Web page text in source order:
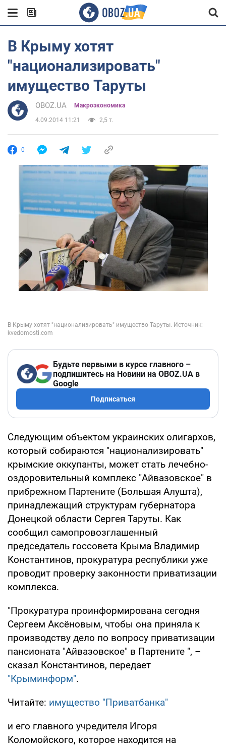
В Крыму хотят
"национализировать"
имущество Таруты
OBOZ.UA Mакроэкономика
4.09.2014 11:21 2,5 т.
0
Будьте первыми в курсе главного –
подпишитесь на Новини на OBOZ.UA в
Google
Подписаться
Следующим объектом украинских олигархов,
который собираются "национализировать"
крымские оккупанты, может стать лечебно-
оздоровительный комплекс "Айвазовское" в
прибрежном Партените (Большая Алушта),
принадлежащий структурам губернатора
Донецкой области Сергея Таруты. Как
сообщил самопровозглашенный
председатель госсовета Крыма Владимир
Константинов, прокуратура республики уже
проводит проверку законности приватизации
комплекса.
"Прокуратура проинформирована сегодня
Сергеем Аксёновым, чтобы она приняла к
производству дело по вопросу приватизации
пансионата "Айвазовское" в Партените ", –
сказал Константинов, передает
"Крыминформ".
Читайте: имущество "Приватбанка"
и его главного учредителя Игоря
Коломойского, которое находится на